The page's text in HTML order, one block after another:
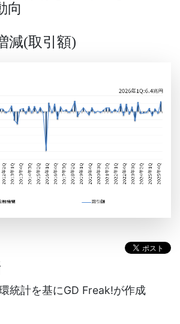
向
減(取引額)
統計を基にGD Freak!が作成